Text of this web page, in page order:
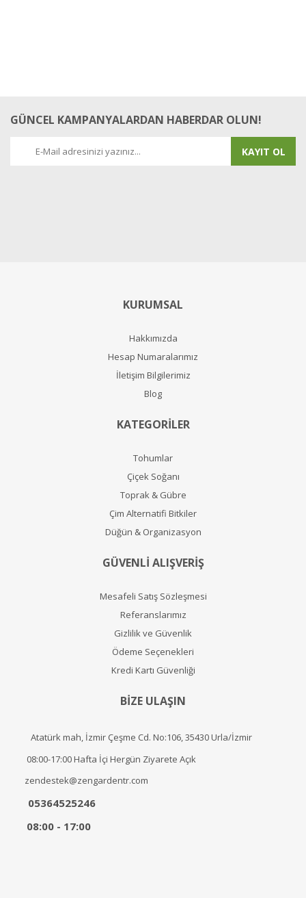
GÜNCEL KAMPANYALARDAN HABERDAR OLUN!
KAYIT OL
KURUMSAL
Hakkımızda
Hesap Numaralarımız
İletişim Bilgilerimiz
Blog
KATEGORİLER
Tohumlar
Çiçek Soğanı
Toprak & Gübre
Çim Alternatifi Bitkiler
Düğün & Organizasyon
GÜVENLİ ALIŞVERİŞ
Mesafeli Satış Sözleşmesi
Referanslarımız
Gizlilik ve Güvenlik
Ödeme Seçenekleri
Kredi Kartı Güvenliği
BİZE ULAŞIN
Atatürk mah, İzmir Çeşme Cd. No:106, 35430 Urla/İzmir
08:00-17:00 Hafta İçi Hergün Ziyarete Açık
zendestek@zengardentr.com
05364525246
08:00 - 17:00